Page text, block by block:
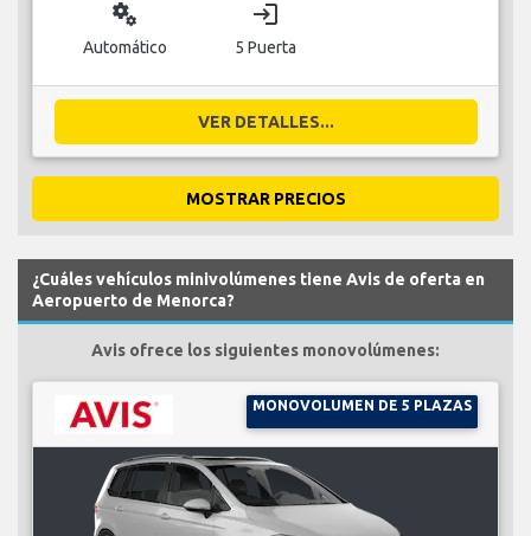
miscellaneous_services
Automático
login
5 Puerta
VER DETALLES...
MOSTRAR PRECIOS
¿Cuáles vehículos minivolúmenes tiene Avis de oferta en
Aeropuerto de Menorca?
Avis ofrece los siguientes monovolúmenes:
MONOVOLUMEN DE 5 PLAZAS